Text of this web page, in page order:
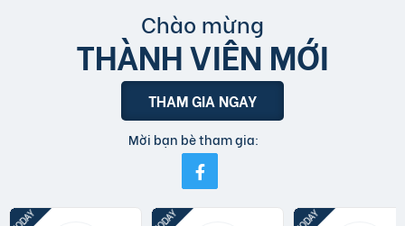
Chào mừng
THÀNH VIÊN MỚI
THAM GIA NGAY
Mời bạn bè tham gia: